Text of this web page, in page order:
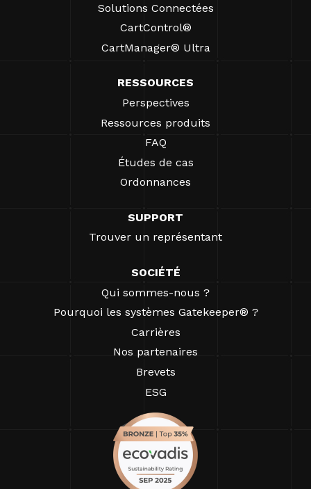
Solutions Connectées
CartControl®
CartManager® Ultra
RESSOURCES
Perspectives
Ressources produits
FAQ
Études de cas
Ordonnances
SUPPORT
Trouver un représentant
SOCIÉTÉ
Qui sommes-nous ?
Pourquoi les systèmes Gatekeeper® ?
Carrières
Nos partenaires
Brevets
ESG